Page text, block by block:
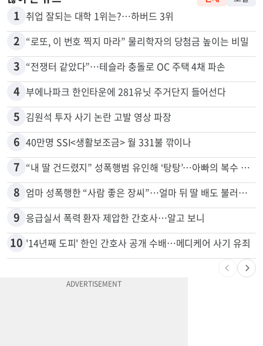
1 취업 잘되는 대학 1위는?…하버드 3위
2 “로또, 이 번호 찍지 마라” 물리학자의 당첨금 높이는 비밀
3 “전쟁터 같았다”…테슬라 충돌로 OC 주택 4채 파손
4 부에나파크 한인타운에 281유닛 주거단지 들어선다
5 김원석 투자 사기 논란 고발 영상 파장
6 40만명 SSI<생활보조금> 월 331불 깎이나
7 “내 딸 건드렸지” 성폭행범 유인해 ‘탕탕’…아빠의 복수 결말
8
9 응급실서 폭력 환자 제압한 간호사…알고 보니
'14년째 도피' 한인 간호사 공개 수배…메디케어 사기 유죄